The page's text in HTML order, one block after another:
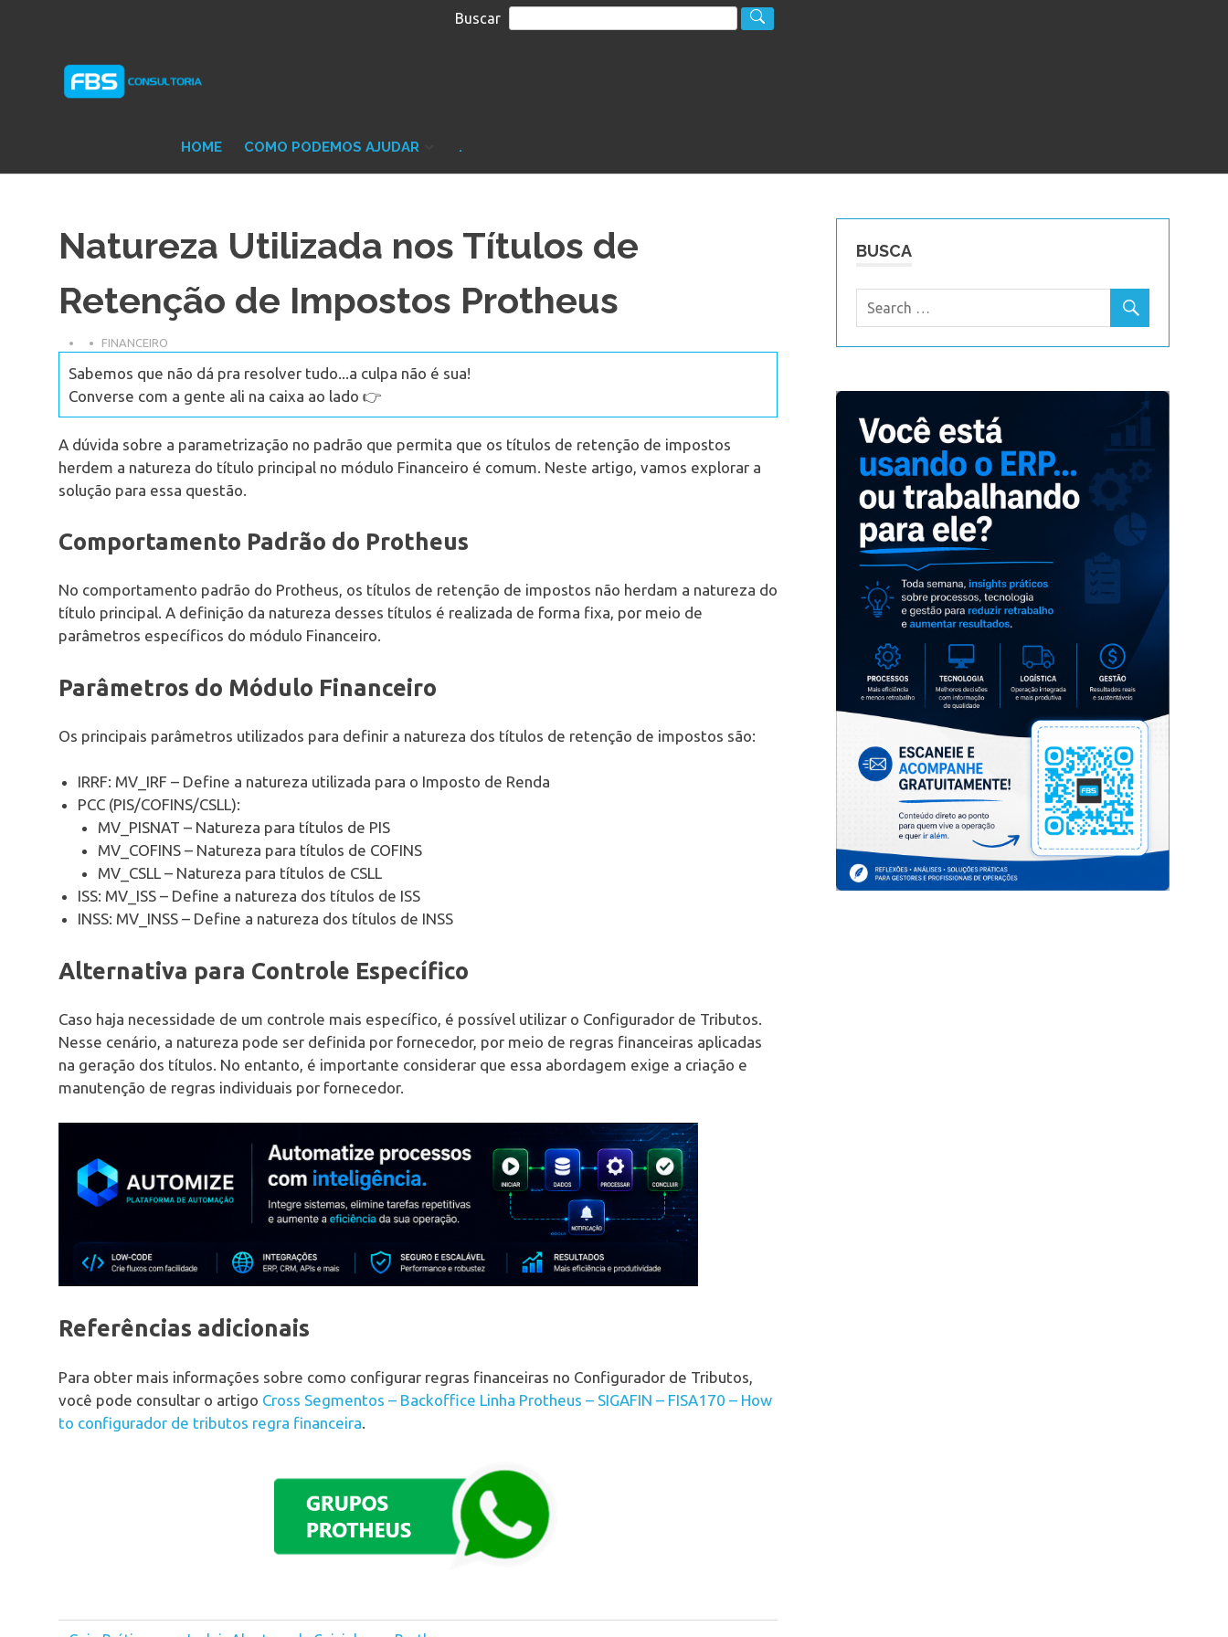
Buscar
Protheus
TOTVS
HOME COMO PODEMOS AJUDAR .
Natureza Utilizada nos Títulos de
Retenção de Impostos Protheus
FINANCEIRO
Sabemos que não dá pra resolver tudo...a culpa não é sua!
Converse com a gente ali na caixa ao lado 👉
A dúvida sobre a parametrização no padrão que permita que os títulos de retenção de impostos
herdem a natureza do título principal no módulo Financeiro é comum. Neste artigo, vamos explorar a
solução para essa questão.
Comportamento Padrão do Protheus
No comportamento padrão do Protheus, os títulos de retenção de impostos não herdam a natureza do
título principal. A definição da natureza desses títulos é realizada de forma fixa, por meio de
parâmetros específicos do módulo Financeiro.
Parâmetros do Módulo Financeiro
Os principais parâmetros utilizados para definir a natureza dos títulos de retenção de impostos são:
IRRF: MV_IRF – Define a natureza utilizada para o Imposto de Renda
PCC (PIS/COFINS/CSLL):
MV_PISNAT – Natureza para títulos de PIS
MV_COFINS – Natureza para títulos de COFINS
MV_CSLL – Natureza para títulos de CSLL
ISS: MV_ISS – Define a natureza dos títulos de ISS
INSS: MV_INSS – Define a natureza dos títulos de INSS
Alternativa para Controle Específico
Caso haja necessidade de um controle mais específico, é possível utilizar o Configurador de Tributos.
Nesse cenário, a natureza pode ser definida por fornecedor, por meio de regras financeiras aplicadas
na geração dos títulos. No entanto, é importante considerar que essa abordagem exige a criação e
manutenção de regras individuais por fornecedor.
Referências adicionais
Para obter mais informações sobre como configurar regras financeiras no Configurador de Tributos,
você pode consultar o artigo Cross Segmentos – Backoffice Linha Protheus – SIGAFIN – FISA170 – How
to configurador de tributos regra financeira
BUSCA